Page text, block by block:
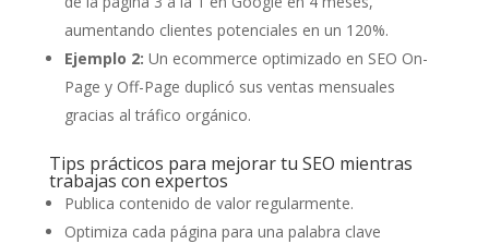
aumentando clientes potenciales en un 120%.
Ejemplo 2: Un ecommerce optimizado en SEO On-
Page y Off-Page duplicó sus ventas mensuales
gracias al tráfico orgánico.
Tips prácticos para mejorar tu SEO mientras
trabajas con expertos
Publica contenido de valor regularmente.
Optimiza cada página para una palabra clave